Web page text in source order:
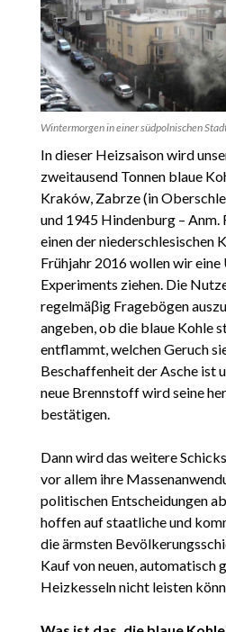
Wintermorgen in einer südpolnischen
In dieser Heizsaison wird
zweitausend Tonnen blaue
Kraków, Zabrze (in
und 1945 Hindenburg – Anm.
einen der niederschlesischen
Frühjahr 2016 wollen wir
Experiments ziehen. Die
regelmäβig Fragebögen
angeben, ob die blaue Kohle
entflammt, welchen Geruch
Beschaffenheit der Asche ist
neue Brennstoff wird seine
bestätigen.
Dann wird das weitere
vor allem ihre
politischen Entscheidungen
hoffen auf staatliche und
die ärmsten
Kauf von neuen, automatisch
Heizkesseln nicht leisten